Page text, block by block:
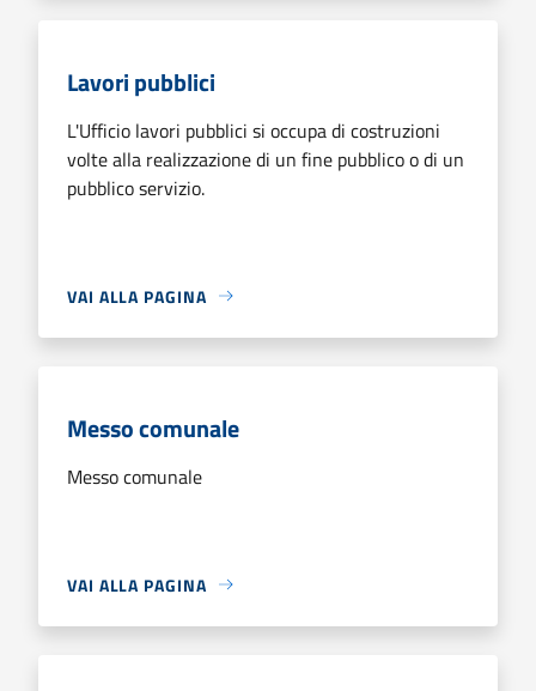
Lavori pubblici
L'Ufficio lavori pubblici si occupa di costruzioni
volte alla realizzazione di un fine pubblico o di un
pubblico servizio.
VAI ALLA PAGINA
Messo comunale
Messo comunale
VAI ALLA PAGINA